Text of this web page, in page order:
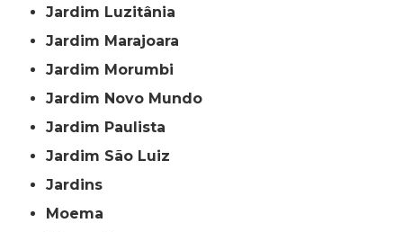
Jardim Luzitânia
Jardim Marajoara
Jardim Morumbi
Jardim Novo Mundo
Jardim Paulista
Jardim São Luiz
Jardins
Moema